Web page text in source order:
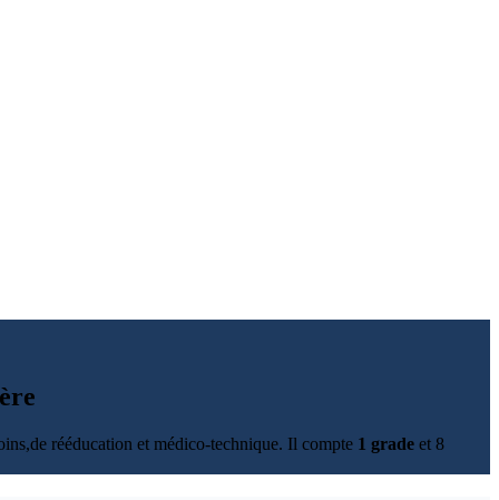
rééducation et médico-technique. Il compte 1 grade et 8